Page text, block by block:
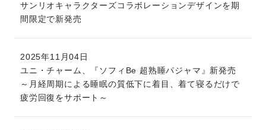
サンリオキャラクターズコラボレーションデザインを期
間限定で新発売
2025年11月04日
ユニ・チャーム、『ソフィBe 超熟睡パジャマ』新発売
～月経周期による睡眠の質低下に着目、着て寝るだけで
疲労回復をサポート～